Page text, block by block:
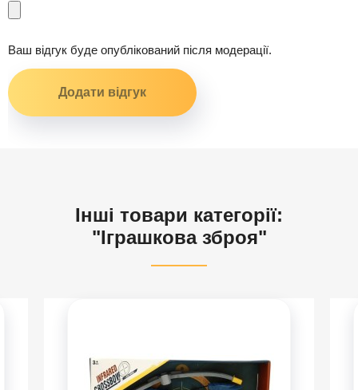
Ваш відгук буде опублікований після модерації.
Інші товари категорії:
"Іграшкова зброя"